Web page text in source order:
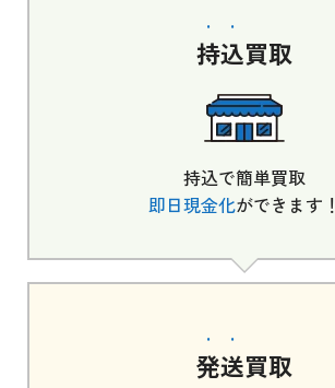
持込買取
持込で簡単買取
即日現金化ができます！
発送買取